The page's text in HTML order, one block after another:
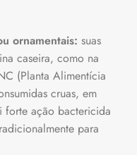
ornamentais: suas
caseira, como na
(Planta Alimentícia
cruas, em
forte ação bactericida
para